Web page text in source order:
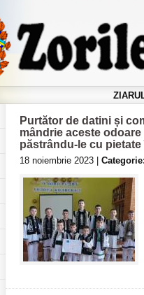
Purtător de datini și
mândrie aceste
păstrându-le cu
18 noiembrie 2023 |